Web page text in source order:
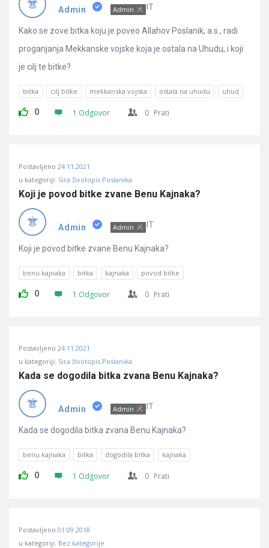
Admin Admin IT
Kako se zove bitka koju je poveo Allahov Poslanik, a.s., radi
proganjanja Mekkanske vojske koja je ostala na Uhudu, i koji
je cilj te bitke?
bitka cilj bitke mekkanska vojska ostala na uhudu uhud
0 1 Odgovor 0 Prati
Postavljeno 24.11.2021
u kategoriji: Sira životopis Poslanika
Koji je povod bitke zvane Benu Kajnaka?
Admin Admin IT
Koji je povod bitke zvane Benu Kajnaka?
benu kajnaka bitka kajnaka povod bitke
0 1 Odgovor 0 Prati
Postavljeno 24.11.2021
u kategoriji: Sira životopis Poslanika
Kada se dogodila bitka zvana Benu Kajnaka?
Admin Admin IT
Kada se dogodila bitka zvana Benu Kajnaka?
benu kajnaka bitka dogodila bitka kajnaka
0 1 Odgovor 0 Prati
Postavljeno 01.09.2018
u kategoriji: Bez kategorije